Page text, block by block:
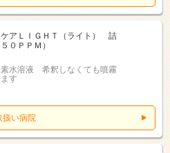
ケアＬＩＧＨＴ（ライト） 詰
０ＰＰＭ）
素水溶液 希釈しなくても噴霧
す
扱い病院